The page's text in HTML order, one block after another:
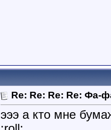
Re: Re: Re: Re: Фа-
эээ а кто мне